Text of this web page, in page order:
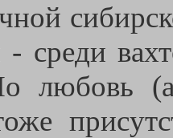
- среди
любовь